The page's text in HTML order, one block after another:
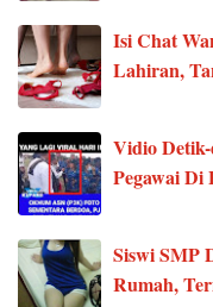
Isi Chat
Lahiran,
Vidio
Pegawai Di
Siswi SMP
Rumah,